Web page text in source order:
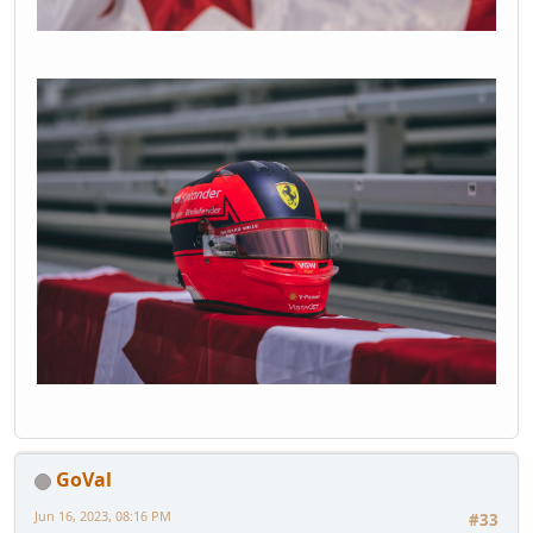
GoVal
#33
Jun 16, 2023, 08:16 PM